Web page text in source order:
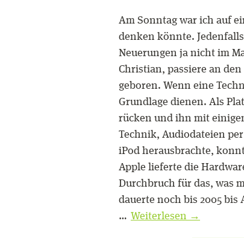
Am Sonntag war ich auf
denken könnte.
Neuerungen ja nicht im
Christian, passiere an
geboren. Wenn eine
Grundlage dienen. Als
rücken und ihn mit
Technik, Audiodateien
iPod herausbrachte,
Apple lieferte die
Durchbruch für das, was
dauerte noch bis 2005
… Weiterlesen →